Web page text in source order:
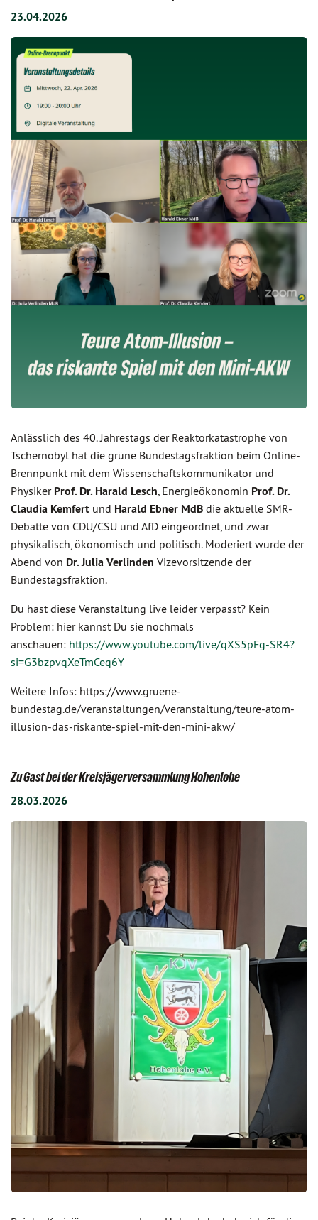
23.04.2026
Anlässlich des 40. Jahrestags der Reaktorkatastrophe von
Tschernobyl hat die grüne Bundestagsfraktion beim Online-
Brennpunkt mit dem Wissenschaftskommunikator und
Physiker Prof. Dr. Harald Lesch, Energieökonomin Prof. Dr.
Claudia Kemfert und Harald Ebner MdB die aktuelle SMR-
Debatte von CDU/CSU und AfD eingeordnet, und zwar
physikalisch, ökonomisch und politisch. Moderiert wurde der
Abend von Dr. Julia Verlinden Vizevorsitzende der
Bundestagsfraktion.
Du hast diese Veranstaltung live leider verpasst? Kein
Problem: hier kannst Du sie nochmals
anschauen: https://www.youtube.com/live/qXS5pFg-SR4?
si=G3bzpvqXeTmCeq6Y
Weitere Infos: https://www.gruene-
bundestag.de/veranstaltungen/veranstaltung/teure-atom-
illusion-das-riskante-spiel-mit-den-mini-akw/
Zu Gast bei der Kreisjägerversammlung Hohenlohe
28.03.2026